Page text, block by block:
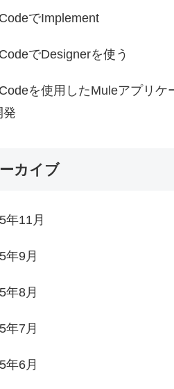
でImplement
でDesignerを使う
を使用したMuleアプリケ
発
カイブ
年11月
年9月
年8月
年7月
年6月